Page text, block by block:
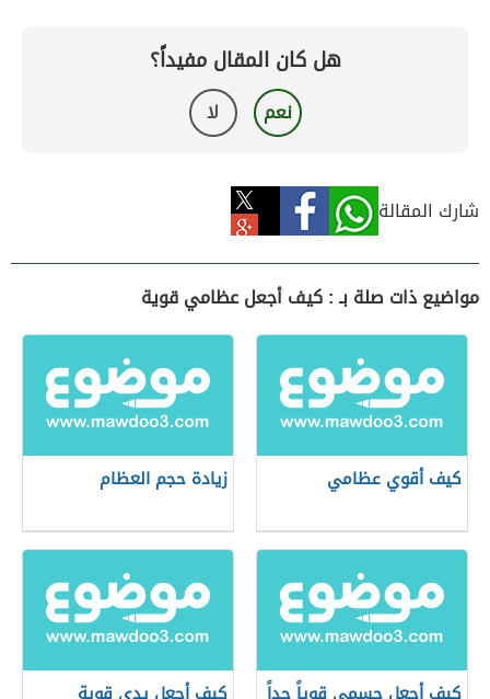
هل كان المقال مفيداً؟
نعم لا
شارك المقالة
مواضيع ذات صلة بـ : كيف أجعل عظامي قوية
كيف أقوي عظامي زيادة حجم العظام